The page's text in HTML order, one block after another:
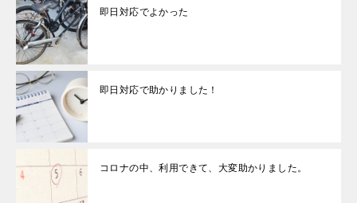
即日対応でよかった
即日対応で助かりました！
コロナの中、利用できて、大変助かりました。